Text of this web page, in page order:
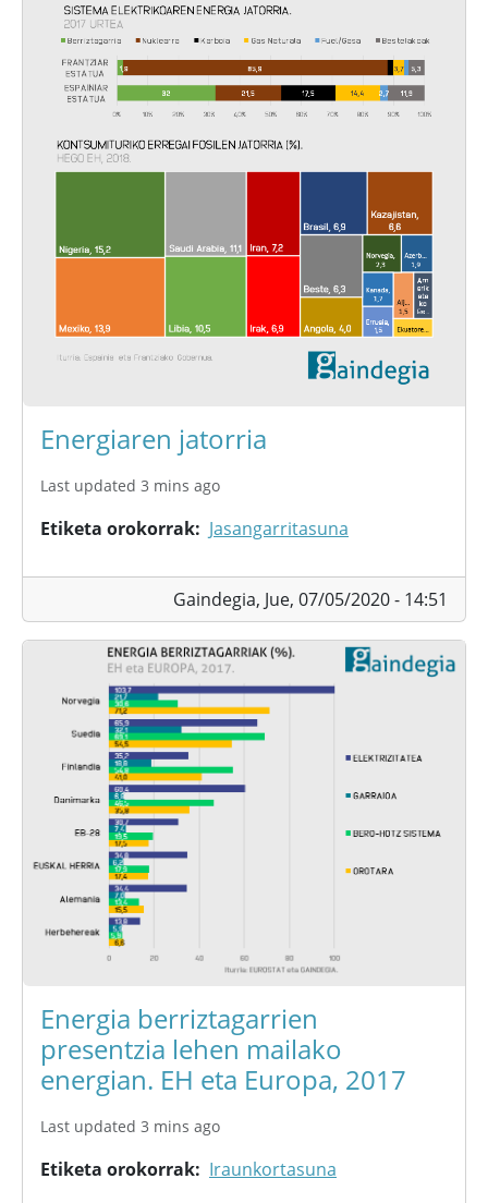
Energiaren jatorria
Last updated 3 mins ago
Etiketa orokorrak Jasangarritasuna
Gaindegia, Jue, 07/05/2020 - 14:51
Energia berriztagarrien
presentzia lehen mailako
energian. EH eta Europa, 2017
Last updated 3 mins ago
Etiketa orokorrak Iraunkortasuna